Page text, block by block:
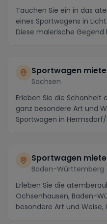
Tauchen Sie ein in das
eines Sportwagens in
Diese malerische
Sportwagen
Sachsen
Erleben Sie die Schönheit
ganz besondere Art und
Sportwagen in
Sportwagen
Baden-Württemberg
Erleben Sie die
Ochsenhausen, Baden-
besondere Art und